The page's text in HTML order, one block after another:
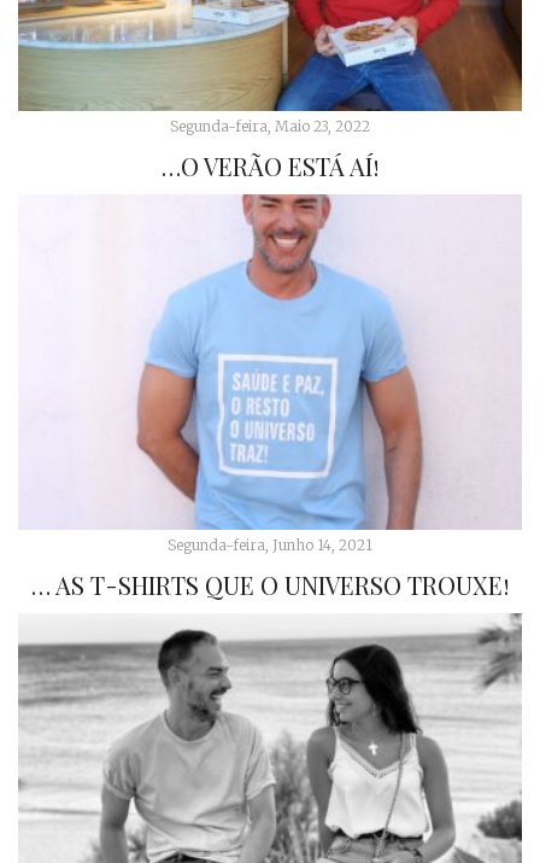
Segunda-feira, Maio 23, 2022
…O VERÃO ESTÁ AÍ!
Segunda-feira, Junho 14, 2021
… AS T-SHIRTS QUE O UNIVERSO TROUXE!